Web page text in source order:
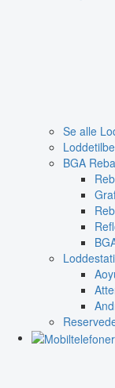
Se alle
BGA